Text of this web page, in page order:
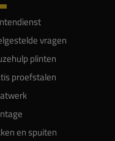
vragen
plinten
proefstalen
en spuiten